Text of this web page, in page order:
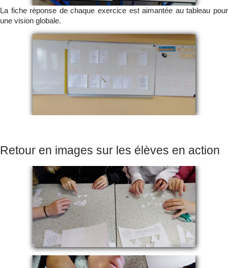
La fiche réponse de chaque exercice est aimantée au tableau pour
une vision globale.
Retour en images sur les élèves en action